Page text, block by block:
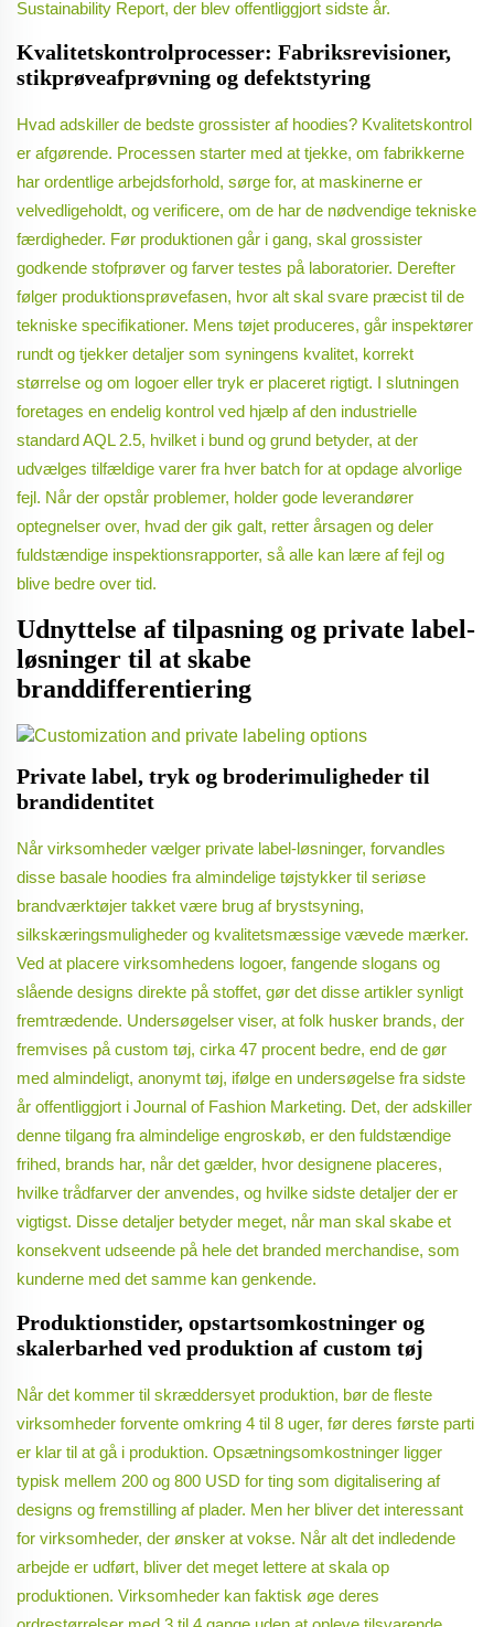
Sustainability Report, der blev offentliggjort sidste år.
Kvalitetskontrolprocesser: Fabriksrevisioner,
stikprøveafprøvning og defektstyring
Hvad adskiller de bedste grossister af hoodies? Kvalitetskontrol
er afgørende. Processen starter med at tjekke, om fabrikkerne
har ordentlige arbejdsforhold, sørge for, at maskinerne er
velvedligeholdt, og verificere, om de har de nødvendige tekniske
færdigheder. Før produktionen går i gang, skal grossister
godkende stofprøver og farver testes på laboratorier. Derefter
følger produktionsprøvefasen, hvor alt skal svare præcist til de
tekniske specifikationer. Mens tøjet produceres, går inspektører
rundt og tjekker detaljer som syningens kvalitet, korrekt
størrelse og om logoer eller tryk er placeret rigtigt. I slutningen
foretages en endelig kontrol ved hjælp af den industrielle
standard AQL 2.5, hvilket i bund og grund betyder, at der
udvælges tilfældige varer fra hver batch for at opdage alvorlige
fejl. Når der opstår problemer, holder gode leverandører
optegnelser over, hvad der gik galt, retter årsagen og deler
fuldstændige inspektionsrapporter, så alle kan lære af fejl og
blive bedre over tid.
Udnyttelse af tilpasning og private label-
løsninger til at skabe
branddifferentiering
Private label, tryk og broderimuligheder til
brandidentitet
Når virksomheder vælger private label-løsninger, forvandles
disse basale hoodies fra almindelige tøjstykker til seriøse
brandværktøjer takket være brug af brystsyning,
silkskæringsmuligheder og kvalitetsmæssige vævede mærker.
Ved at placere virksomhedens logoer, fangende slogans og
slående designs direkte på stoffet, gør det disse artikler synligt
fremtrædende. Undersøgelser viser, at folk husker brands, der
fremvises på custom tøj, cirka 47 procent bedre, end de gør
med almindeligt, anonymt tøj, ifølge en undersøgelse fra sidste
år offentliggjort i Journal of Fashion Marketing. Det, der adskiller
denne tilgang fra almindelige engroskøb, er den fuldstændige
frihed, brands har, når det gælder, hvor designene placeres,
hvilke trådfarver der anvendes, og hvilke sidste detaljer der er
vigtigst. Disse detaljer betyder meget, når man skal skabe et
konsekvent udseende på hele det branded merchandise, som
kunderne med det samme kan genkende.
Produktionstider, opstartsomkostninger og
skalerbarhed ved produktion af custom tøj
Når det kommer til skræddersyet produktion, bør de fleste
virksomheder forvente omkring 4 til 8 uger, før deres første parti
er klar til at gå i produktion. Opsætningsomkostninger ligger
typisk mellem 200 og 800 USD for ting som digitalisering af
designs og fremstilling af plader. Men her bliver det interessant
for virksomheder, der ønsker at vokse. Når alt det indledende
arbejde er udført, bliver det meget lettere at skala op
produktionen. Virksomheder kan faktisk øge deres